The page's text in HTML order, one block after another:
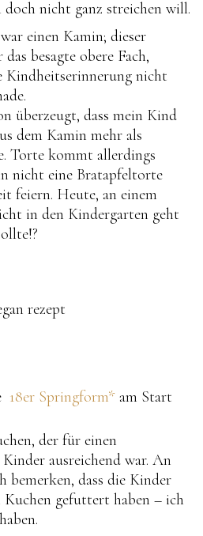
doch nicht ganz streichen will.
einen Kamin; dieser
besagte obere Fach,
Kindheitserinnerung nicht
überzeugt, dass mein Kind
dem Kamin mehr als
Torte kommt allerdings
nicht eine Bratapfeltorte
feiern. Heute, an einem
in den Kindergarten geht
18er Springform* am Start
der für einen
ausreichend war. An
bemerken, dass die Kinder
gefuttert haben – ich